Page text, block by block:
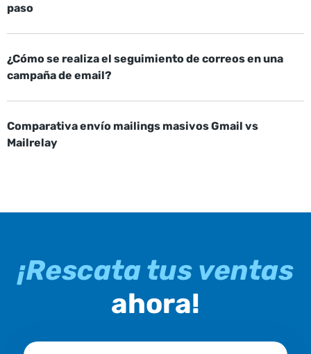
paso
¿Cómo se realiza el seguimiento de correos en una
campaña de email?
Comparativa envío mailings masivos Gmail vs
Mailrelay
¡Rescata tus ventas
ahora!